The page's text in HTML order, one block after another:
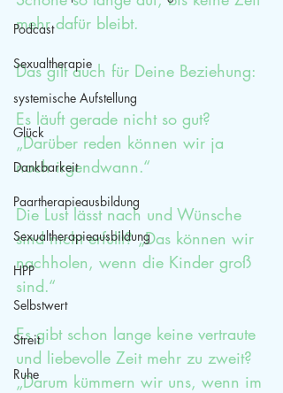
Podcast
Sexualtherapie
systemische Aufstellung
Glück
Dankbarkeit
Paartherapieausbildung
Sexualtherapieausbildung
HPP
Selbstwert
Streit
Ruhe
mehr dafür bleibt.
Das gilt auch für Deine Beziehung:
Es läuft gerade nicht so gut?
„Darüber reden können wir ja
noch irgendwann.“
Die Lust lässt nach und Wünsche
sind nicht erfüllt? „Das können wir
nachholen, wenn die Kinder groß
sind.“
Es gibt schon lange keine vertraute
und liebevolle Zeit mehr zu zweit?
„Darum kümmern wir uns, wenn im